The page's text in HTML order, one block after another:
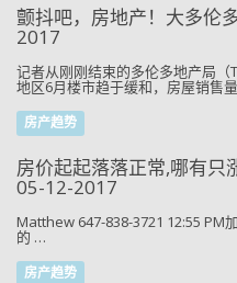
颤抖吧，房地产！大多伦
2017
记者从刚刚结束的多伦多地产局（
地区6月楼市趋于缓和，房屋销售
房产趋势
房价起起落落正常,哪有只
05-12-2017
Matthew 647-838-3721 12:55 PM
的 …
房产趋势